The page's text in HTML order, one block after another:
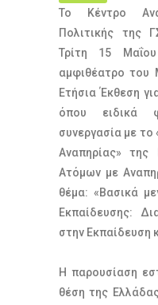
Το Κέντρο
Πολιτικής της
Τρίτη 15
αμφιθέατρο του
Ετήσια Έκθεση
όπου ειδικά
συνεργασία με
Αναπηρίας» της
Ατόμων με
θέμα: «Βασικά
Εκπαίδευσης:
στην Εκπαίδευση
Η παρουσίαση
θέση της